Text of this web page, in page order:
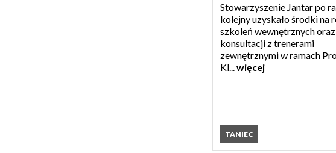
Stowarzyszenie Jantar po
kolejny uzyskało środki na
szkoleń wewnętrznych oraz
konsultacji z trenerami
zewnętrznymi w ramach
Kl... więcej
TANIEC